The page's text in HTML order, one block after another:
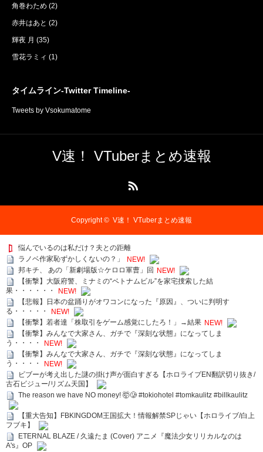
角巻わため (2)
赤井はあと (2)
輝夜 月 (35)
雪花ラミィ (1)
タイムライン-Twitter Timeline-
Tweets by Vsokumatome
V速！ VTuberまとめ速報
Copyright © V速！ VTuberまとめ速報
悩んでいるのは私だけ？夫との距離
ラノベ作家恥ずかしくないの？」
NEW!
邦キチ、 あの「新劇場版☆ケロロ軍曹」回 NEW!
【衝撃】大阪府警、ミナミの“ベトナムビル”を家宅捜索した結
果・・・・・・
NEW!
【悲報】日本の盆踊りがオワコンになった『原因』、ついに判明す
る・・・・・
NEW!
【衝撃】若者達「株取引をゲーム感覚にしたろ！」→結果 NEW!
【衝撃】みんなで大家さん、ガチで『深刻な状態』になってしま
う・・・・
NEW!
【衝撃】みんなで大家さん、ガチで『深刻な状態』になってしま
う・・・・
NEW!
ビブーが考え出した謎の掛け声が面白すぎる【ホロライブEN翻訳切り抜き/
古石ビジュー/リズム天国】
The reason we have NO money! 🤯🥲 #tokiohotel #tomkaulitz #billkaulitz
【重大告知】FBKINGDOM王国拡大！情報解禁SPじゃい【ホロライブ/白上
フブキ】
ETERNAL BLAZE / 久遠たま (Cover) アニメ『魔法少女リリカルなのは
A's』OP